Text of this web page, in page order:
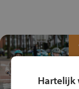
Hartelijk